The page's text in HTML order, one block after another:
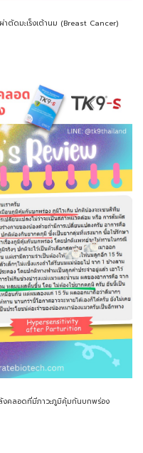
ตัดมะเร็งเต้านม (Breast Cancer)
งคลอดที่มีภาวะภูมิคุ้มกันบกพร่อง